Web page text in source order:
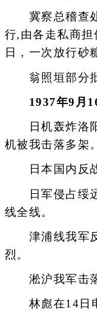
冀察总稽查处
行,由各走私商
日，一次放行砂
翁照垣部分批
1937年9月
日机轰炸洛阳
机被我击落多架。
日本国内反战
日军侵占绥远
线全线。
津浦线我军反
烈。
淞沪我军击落
林彪在14日电